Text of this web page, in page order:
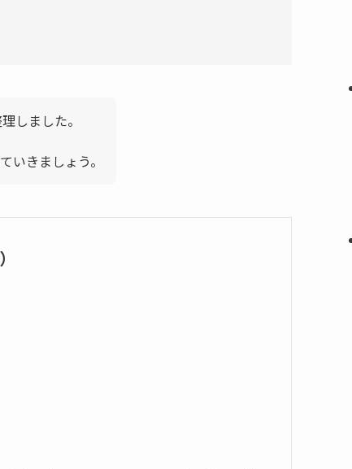
しました。
いきましょう。